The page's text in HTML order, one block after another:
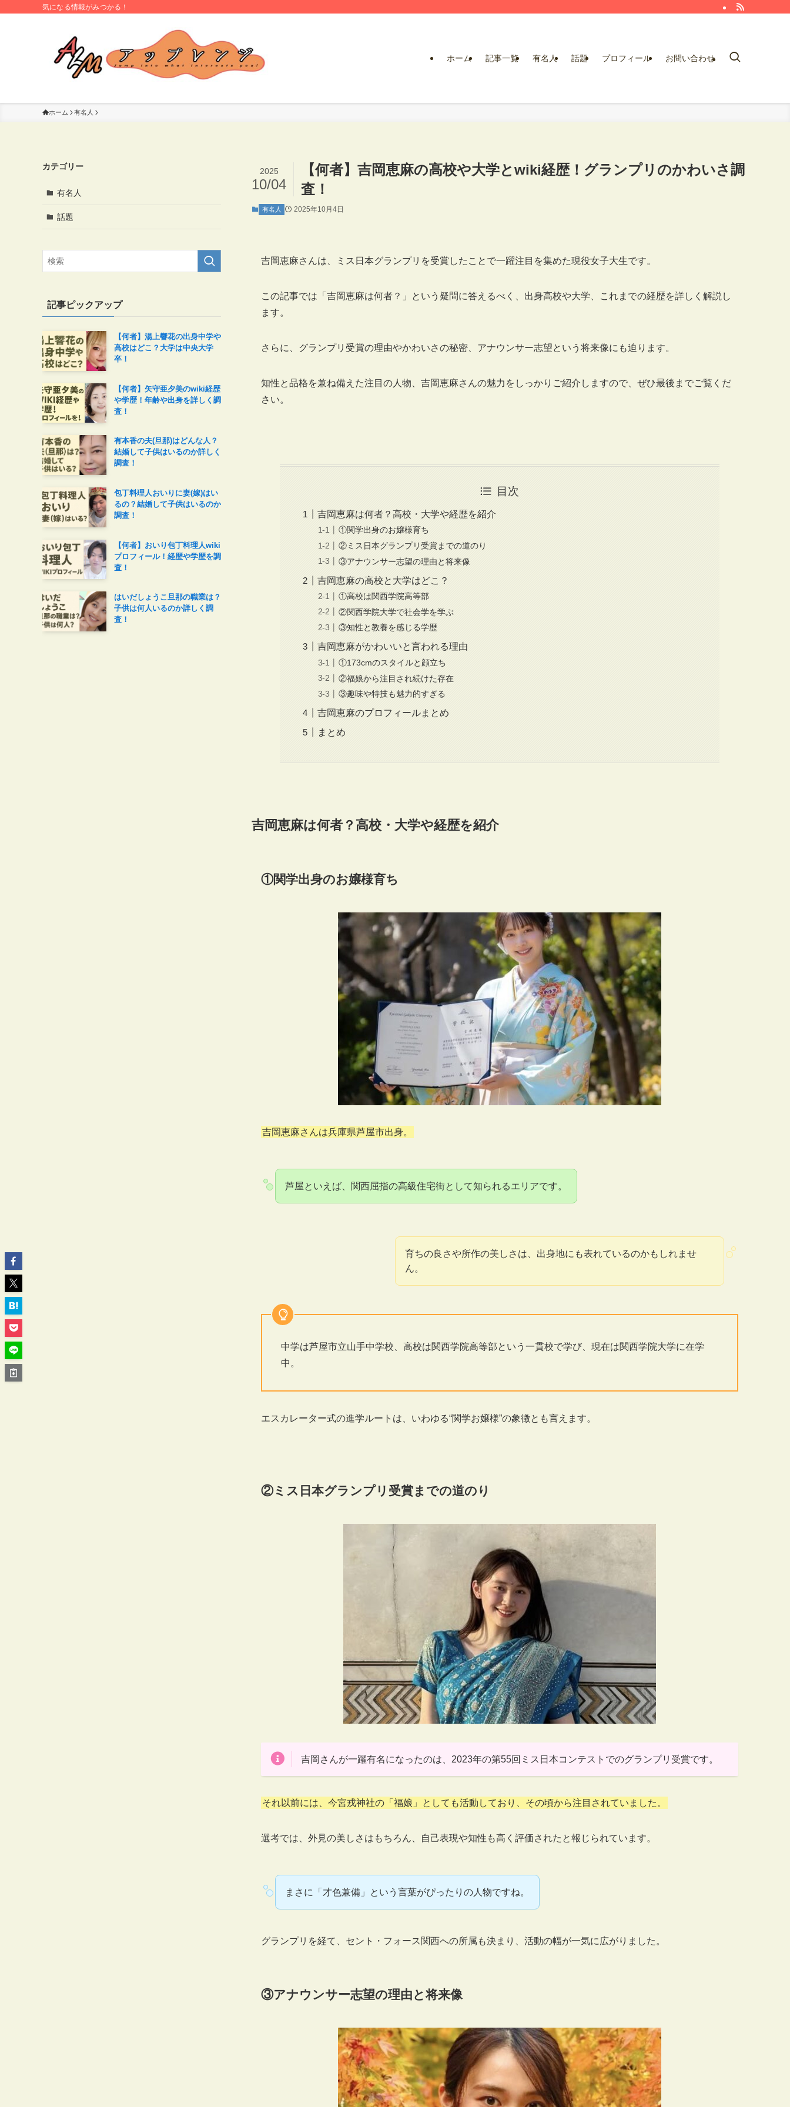
気になる情報がみつかる！
ホーム 記事一覧 有名人 話題 プロフィール お問い合わせ
ホーム 有名人
【何者】吉岡恵麻の高校や大学とwiki経歴！グランプリのかわいさ調
査！
2025
10/04
有名人 2025年10月4日
吉岡恵麻さんは、ミス日本グランプリを受賞したことで一躍注目を集めた現役女子大生です。
この記事では「吉岡恵麻は何者？」という疑問に答えるべく、出身高校や大学、これまでの経歴を詳しく解説し
ます。
さらに、グランプリ受賞の理由やかわいさの秘密、アナウンサー志望という将来像にも迫ります。
知性と品格を兼ね備えた注目の人物、吉岡恵麻さんの魅力をしっかりご紹介しますので、ぜひ最後までご覧くだ
さい。
目次
吉岡恵麻は何者？高校・大学や経歴を紹介
①関学出身のお嬢様育ち
②ミス日本グランプリ受賞までの道のり
③アナウンサー志望の理由と将来像
吉岡恵麻の高校と大学はどこ？
①高校は関西学院高等部
②関西学院大学で社会学を学ぶ
③知性と教養を感じる学歴
吉岡恵麻がかわいいと言われる理由
①173cmのスタイルと顔立ち
②福娘から注目され続けた存在
③趣味や特技も魅力的すぎる
吉岡恵麻のプロフィールまとめ
まとめ
吉岡恵麻は何者？高校・大学や経歴を紹介
①関学出身のお嬢様育ち
吉岡恵麻さんは兵庫県芦屋市出身。
芦屋といえば、関西屈指の高級住宅街として知られるエリアです。
育ちの良さや所作の美しさは、出身地にも表れているのかもしれませ
ん。
中学は芦屋市立山手中学校、高校は関西学院高等部という一貫校で学び、現在は関西学院大学に在学
中。
エスカレーター式の進学ルートは、いわゆる“関学お嬢様”の象徴とも言えます。
②ミス日本グランプリ受賞までの道のり
吉岡さんが一躍有名になったのは、2023年の第55回ミス日本コンテストでのグランプリ受賞です。
それ以前には、今宮戎神社の「福娘」としても活動しており、その頃から注目されていました。
選考では、外見の美しさはもちろん、自己表現や知性も高く評価されたと報じられています。
まさに「才色兼備」という言葉がぴったりの人物ですね。
グランプリを経て、セント・フォース関西への所属も決まり、活動の幅が一気に広がりました。
③アナウンサー志望の理由と将来像
カテゴリー
有名人
話題
記事ピックアップ
【何者】湯上響花の出身中学や
高校はどこ？大学は中央大学
卒！
【何者】矢守亜夕美のwiki経歴
や学歴！年齢や出身を詳しく調
査！
有本香の夫(旦那)はどんな人？
結婚して子供はいるのか詳しく
調査！
包丁料理人おいりに妻(嫁)はい
るの？結婚して子供はいるのか
調査！
【何者】おいり包丁料理人wiki
プロフィール！経歴や学歴を調
査！
はいだしょうこ旦那の職業は？
子供は何人いるのか詳しく調
査！